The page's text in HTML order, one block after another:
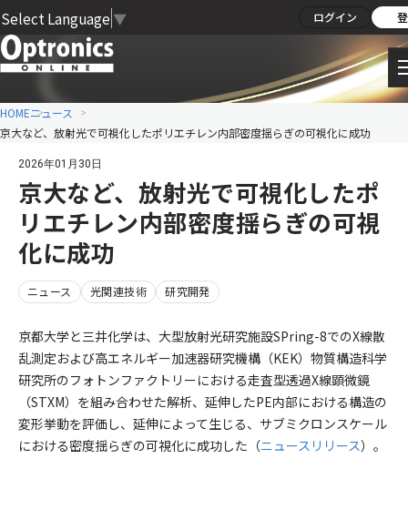
Select Language ▼ ログイン
HOMEニュース
京大など、放射光で可視化したポリエチレン内部密度揺らぎの可視化に成功
2026年01月30日
京大など、放射光で可視化したポ
リエチレン内部密度揺らぎの可視
化に成功
ニュース 光関連技術 研究開発
京都大学と三井化学は、大型放射光研究施設SPring-8でのX線散
乱測定および高エネルギー加速器研究機構（KEK）物質構造科学
研究所のフォトンファクトリーにおける走査型透過X線顕微鏡
（STXM）を組み合わせた解析、延伸したPE内部における構造の
変形挙動を評価し、延伸によって生じる、サブミクロンスケール
における密度揺らぎの可視化に成功した（ニュースリリース）。